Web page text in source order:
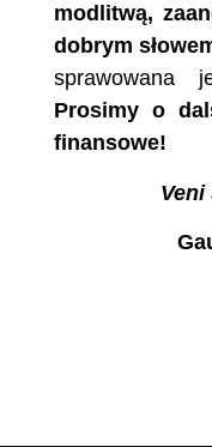
modlitwą,
dobrym
sprawowana
Prosimy o
finansowe!